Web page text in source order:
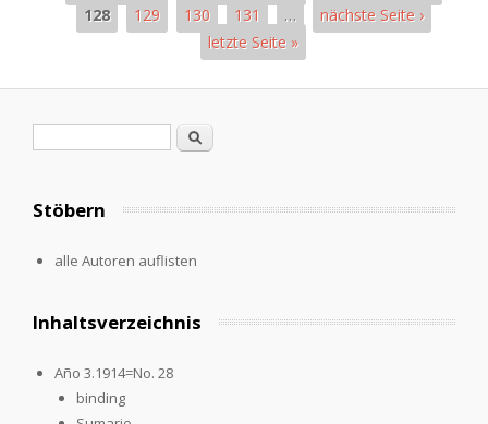
128
129 130 131 …
nächste Seite ›
letzte Seite »
Search
Stöbern
alle Autoren auflisten
Inhaltsverzeichnis
Año 3.1914=No. 28
binding